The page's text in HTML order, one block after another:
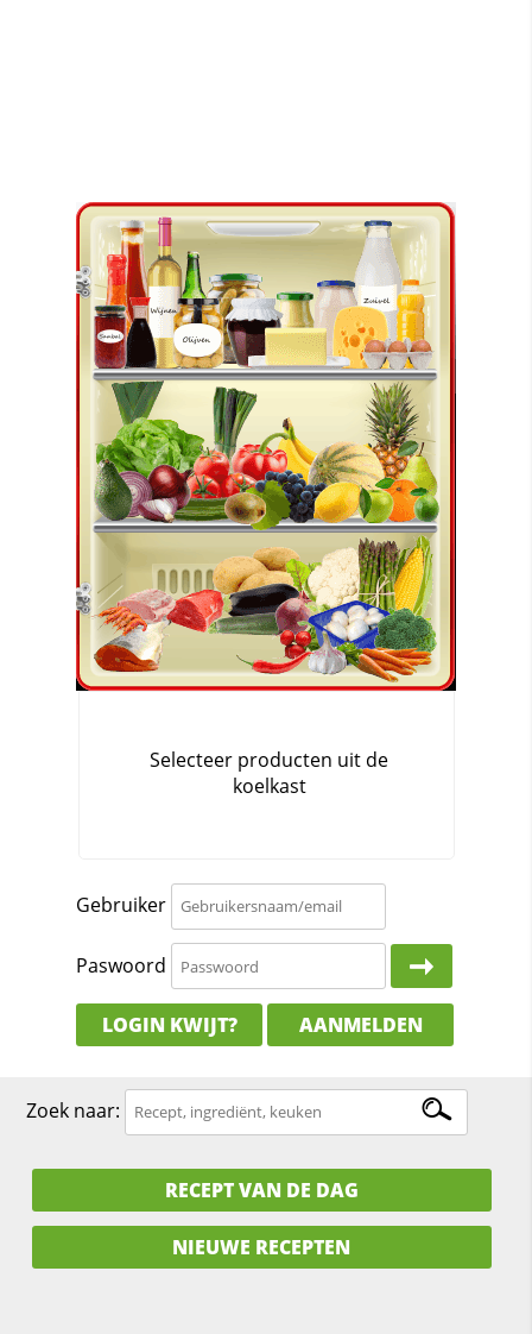
Gebruiker
Paswoord
LOGIN KWIJT? AANMELDEN
Zoek naar:
RECEPT VAN DE DAG
NIEUWE RECEPTEN